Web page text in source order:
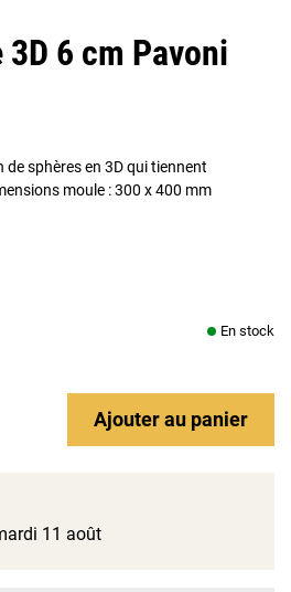
6 cm Pavoni
de sphères en 3D qui tiennent
moule : 300 x 400 mm
En stock
Ajouterau panier
11 août